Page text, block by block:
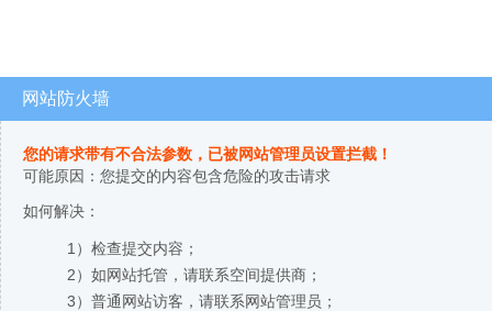
网站防火墙
您的请求带有不合法参数，已被网站管理员设置拦截！
可能原因：您提交的内容包含危险的攻击请求
如何解决：
1）检查提交内容；
2）如网站托管，请联系空间提供商；
3）普通网站访客，请联系网站管理员；